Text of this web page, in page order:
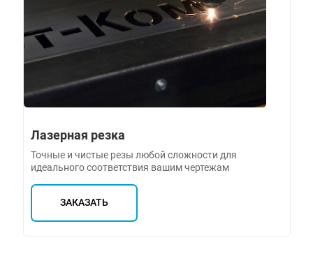
Лазерная резка
Точные и чистые резы любой сложности для
идеального соответствия вашим чертежам
ЗАКАЗАТЬ